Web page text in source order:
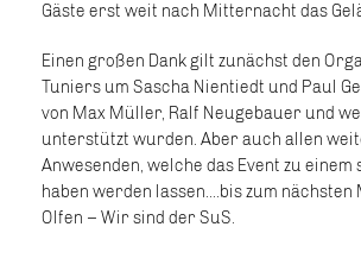
Gäste erst weit nach Mitternacht das
Einen großen Dank gilt zunächst den
Tuniers um Sascha Nientiedt und Paul
von Max Müller, Ralf Neugebauer und
unterstützt wurden. Aber auch allen
Anwesenden, welche das Event zu einem
haben werden lassen....bis zum nächsten
Olfen – Wir sind der SuS.